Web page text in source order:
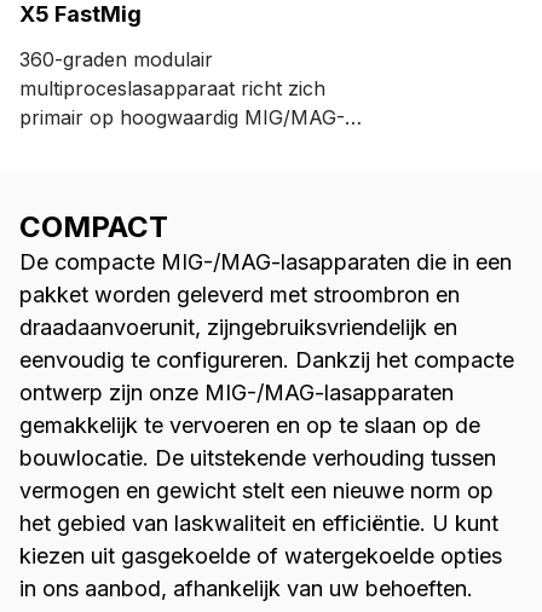
X5 FastMig
360-graden modulair
multiproceslasapparaat richt zich
primair op hoogwaardig MIG/MAG-
assortiment accessoires biedt
lasproductieprocessen flexibiliteit en
efficiëntie.
COMPACT
De compacte MIG-/MAG-lasapparaten die in een
pakket worden geleverd met stroombron en
draadaanvoerunit, zijngebruiksvriendelijk en
eenvoudig te configureren. Dankzij het compacte
ontwerp zijn onze MIG-/MAG-lasapparaten
gemakkelijk te vervoeren en op te slaan op de
bouwlocatie. De uitstekende verhouding tussen
vermogen en gewicht stelt een nieuwe norm op
het gebied van laskwaliteit en efficiëntie. U kunt
kiezen uit gasgekoelde of watergekoelde opties
in ons aanbod, afhankelijk van uw behoeften.